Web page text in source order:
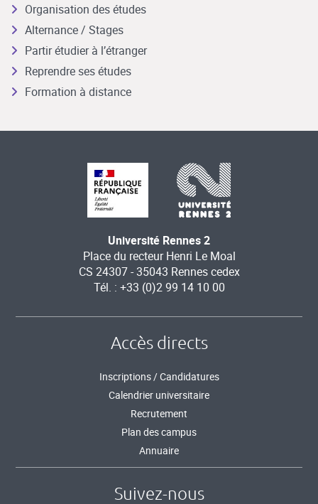
Organisation des études
Alternance / Stages
Partir étudier à l’étranger
Reprendre ses études
Formation à distance
Université Rennes 2
Place du recteur Henri Le Moal
CS 24307 - 35043 Rennes cedex
Tél. : +33 (0)2 99 14 10 00
Accès directs
Inscriptions / Candidatures
Calendrier universitaire
Recrutement
Plan des campus
Annuaire
Suivez-nous